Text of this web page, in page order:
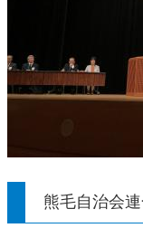
熊毛自治会